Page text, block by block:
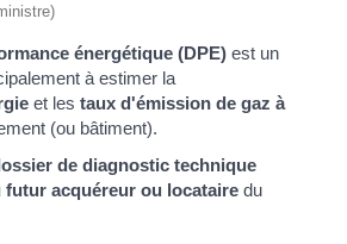
énergétique (DPE) est un
à estimer la
et lestaux d'émission de gaz à
(ou bâtiment).
de diagnostic technique
futur acquéreur ou locataire du